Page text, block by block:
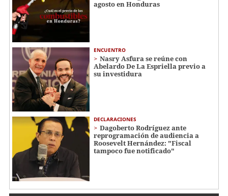
agosto en Honduras
ENCUENTRO
Nasry Asfura se reúne con
Abelardo De La Espriella previo a
su investidura
DECLARACIONES
Dagoberto Rodríguez ante
reprogramación de audiencia a
Roosevelt Hernández: "Fiscal
tampoco fue notificado"